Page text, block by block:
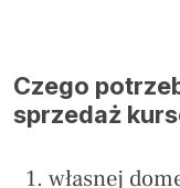
Czego
sprzedaż
własnej